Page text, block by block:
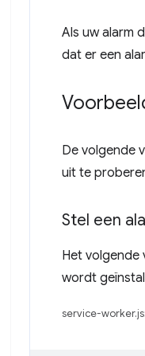
Als uw alarm
dat er een
De volgende
uit te
Stel een
Het volgende
wordt
service-worker.js: